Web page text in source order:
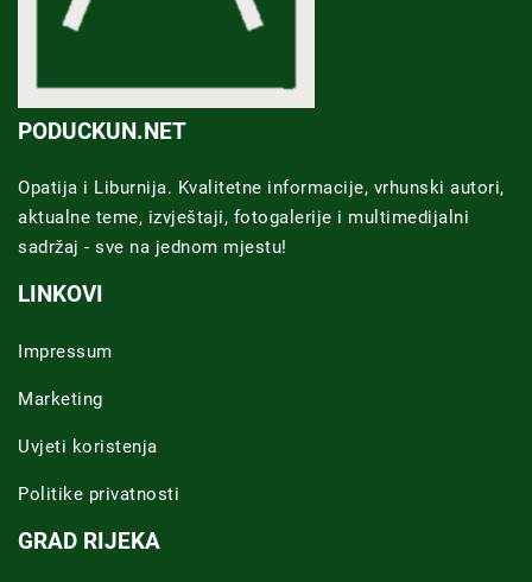
PODUCKUN.NET
Opatija i Liburnija. Kvalitetne informacije, vrhunski autori,
aktualne teme, izvještaji, fotogalerije i multimedijalni
sadržaj - sve na jednom mjestu!
LINKOVI
Impressum
Marketing
Uvjeti koristenja
Politike privatnosti
GRAD RIJEKA